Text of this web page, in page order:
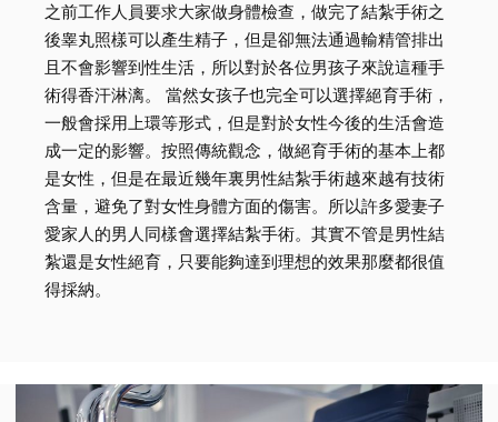
之前工作人員要求大家做身體檢查，做完了結紮手術之
後睾丸照樣可以產生精子，但是卻無法通過輸精管排出
且不會影響到性生活，所以對於各位男孩子來說這種手
術得香汗淋漓。 當然女孩子也完全可以選擇絕育手術，
一般會採用上環等形式，但是對於女性今後的生活會造
成一定的影響。按照傳統觀念，做絕育手術的基本上都
是女性，但是在最近幾年裏男性結紮手術越來越有技術
含量，避免了對女性身體方面的傷害。所以許多愛妻子
愛家人的男人同樣會選擇結紮手術。其實不管是男性結
紮還是女性絕育，只要能夠達到理想的效果那麼都很值
得採納。